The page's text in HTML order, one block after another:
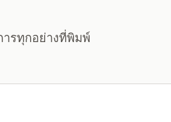
รทุกอย่างที่พิมพ์